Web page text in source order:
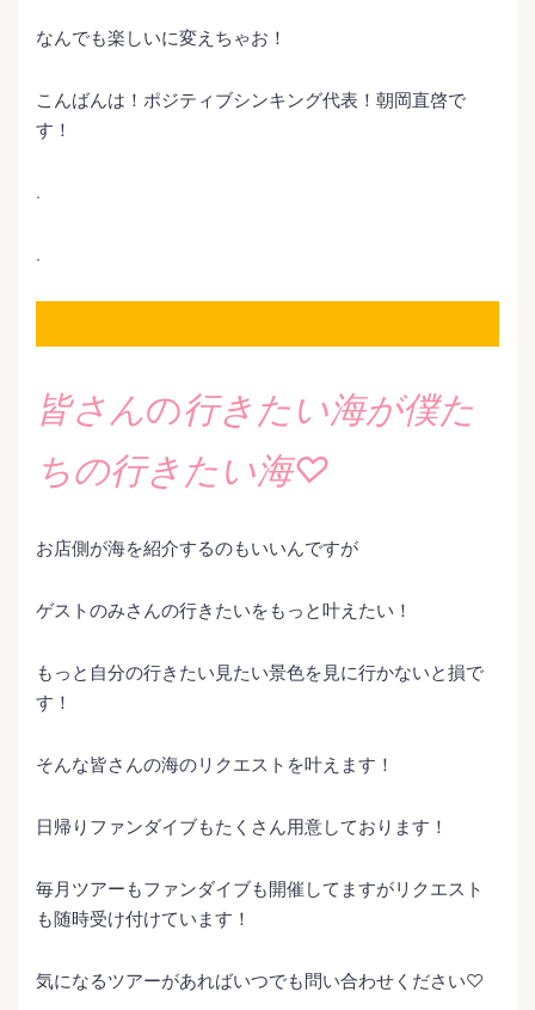
なんでも楽しいに変えちゃお！
こんばんは！ポジティブシンキング代表！朝岡直啓で
す！
.
.
皆さんの行きたい海が僕た
ちの行きたい海♡
お店側が海を紹介するのもいいんですが
ゲストのみさんの行きたいをもっと叶えたい！
もっと自分の行きたい見たい景色を見に行かないと損で
す！
そんな皆さんの海のリクエストを叶えます！
日帰りファンダイブもたくさん用意しております！
毎月ツアーもファンダイブも開催してますがリクエスト
も随時受け付けています！
気になるツアーがあればいつでも問い合わせください♡